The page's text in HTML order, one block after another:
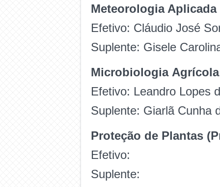
Meteorologia Aplicada
Efetivo: Cláudio José
Suplente: Gisele
Microbiologia
Efetivo: Leandro Lopes
Suplente: Giarlã Cunha
Proteção de Plantas
Efetivo:
Suplente: